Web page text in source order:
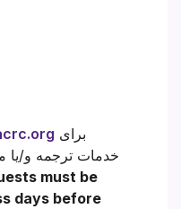
خدمات ترجمه و/
must be
days before